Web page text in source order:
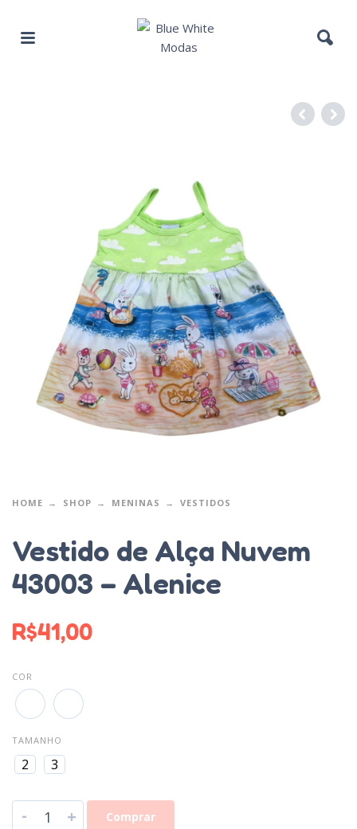
HOME SHOP MENINAS VESTIDOS
Vestido de Alça Nuvem
43003 – Alenice
R$41,00
COR
TAMANHO
2 3
- + Comprar